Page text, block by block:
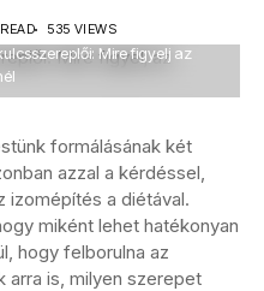
535 VIEWS
Mire figyelj az
formálásának két
azzal a kérdéssel,
izomépítés a diétával.
miként lehet hatékonyan
hogy felborulna az
arra is, milyen szerepet